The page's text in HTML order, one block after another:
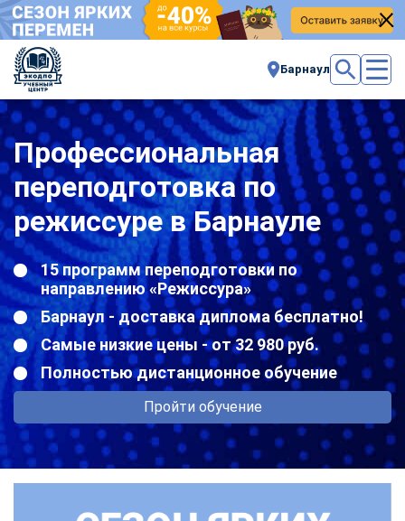
Барнаул
Профессиональная
переподготовка по
режиссуре в Барнауле
15 программ переподготовки по
направлению «Режиссура»
Барнаул - доставка диплома бесплатно!
Самые низкие цены - от 32 980 руб.
Полностью дистанционное обучение
Пройти обучение